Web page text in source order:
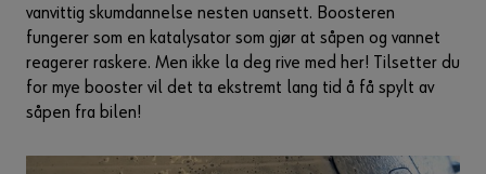
vanvittig skumdannelse nesten uansett. Boosteren
fungerer som en katalysator som gjør at såpen og vannet
reagerer raskere. Men ikke la deg rive med her! Tilsetter du
for mye booster vil det ta ekstremt lang tid å få spylt av
såpen fra bilen!